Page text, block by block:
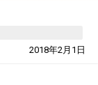
2018年2月1日